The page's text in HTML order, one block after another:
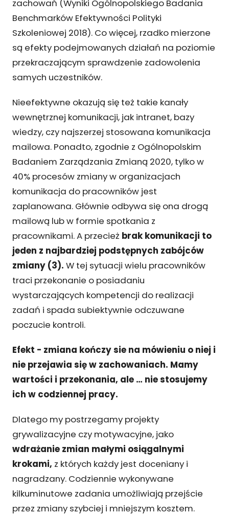
zachowań (Wyniki Ogólnopolskiego Badania
Benchmarków Efektywności Polityki
Szkoleniowej 2018). Co więcej, rzadko mierzone
są efekty podejmowanych działań na poziomie
przekraczającym sprawdzenie zadowolenia
samych uczestników.
Nieefektywne okazują się też takie kanały
wewnętrznej komunikacji, jak intranet, bazy
wiedzy, czy najszerzej stosowana komunikacja
mailowa. Ponadto, zgodnie z Ogólnopolskim
Badaniem Zarządzania Zmianą 2020, tylko w
40% procesów zmiany w organizacjach
komunikacja do pracowników jest
zaplanowana. Głównie odbywa się ona drogą
mailową lub w formie spotkania z
pracownikami. A przecież brak komunikacji to
jeden z najbardziej podstępnych zabójców
zmiany (3). W tej sytuacji wielu pracowników
traci przekonanie o posiadaniu
wystarczających kompetencji do realizacji
zadań i spada subiektywnie odczuwane
poczucie kontroli.
Efekt - zmiana kończy sie na mówieniu o niej i
nie przejawia się w zachowaniach. Mamy
wartości i przekonania, ale … nie stosujemy
ich w codziennej pracy.
Dlatego my postrzegamy projekty
grywalizacyjne czy motywacyjne, jako
wdrażanie zmian małymi osiągalnymi
krokami, z których każdy jest doceniany i
nagradzany. Codziennie wykonywane
kilkuminutowe zadania umożliwiają przejście
przez zmiany szybciej i mniejszym kosztem.